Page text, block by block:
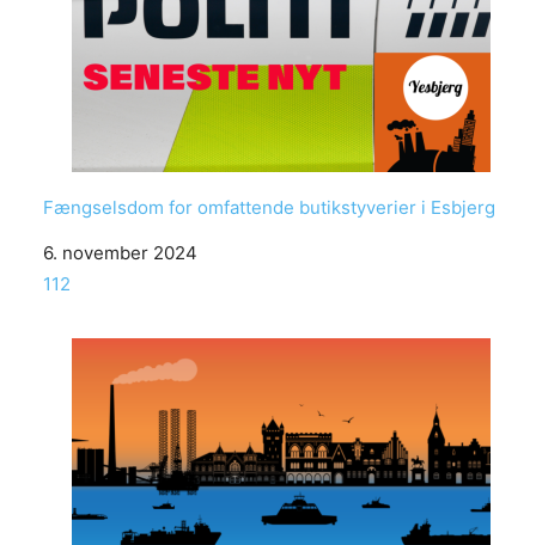
Fængselsdom for omfattende butikstyverier i Esbjerg
Date
6. november 2024
In relation to
112